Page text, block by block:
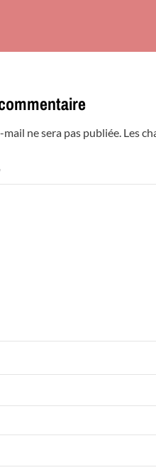
ne sera pas publiée. Les